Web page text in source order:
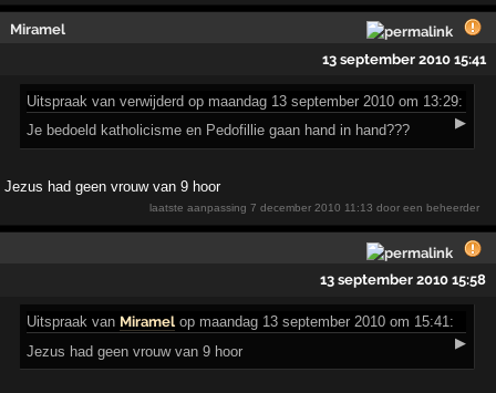
Miramel
13 september 2010 15:41
Uitspraak van verwijderd op maandag 13 september 2010 om 13:29:
▶
Je bedoeld katholicisme en Pedofillie gaan hand in hand???
Jezus had geen vrouw van 9 hoor
laatste aanpassing7 december 2010 11:13 door een beheerder
13 september 2010 15:58
Uitspraak van Miramel op maandag 13 september 2010 om 15:41:
▶
Jezus had geen vrouw van 9 hoor